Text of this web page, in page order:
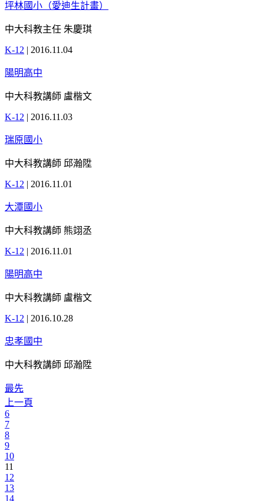
坪林國小（愛迪生計畫）
中大科教主任 朱慶琪
K-12 | 2016.11.04
陽明高中
中大科教講師 盧楷文
K-12 | 2016.11.03
瑞原國小
中大科教講師 邱瀚陞
K-12 | 2016.11.01
大潭國小
中大科教講師 熊翊丞
K-12 | 2016.11.01
陽明高中
中大科教講師 盧楷文
K-12 | 2016.10.28
忠孝國中
中大科教講師 邱瀚陞
最先
上一頁
6
7
8
9
10
11
12
13
14